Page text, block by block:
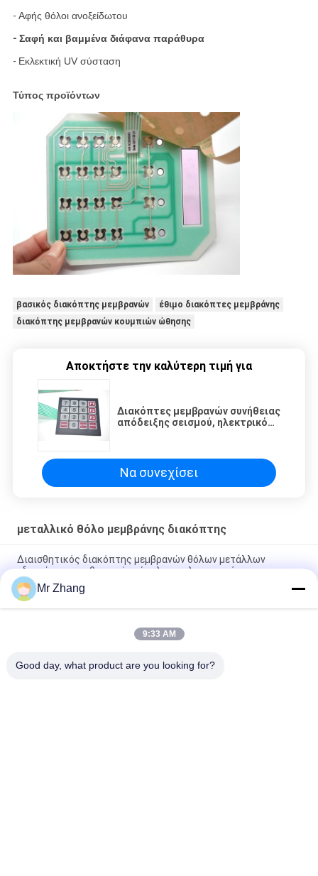
- Αφής θόλοι ανοξείδωτου
- Σαφή και βαμμένα διάφανα παράθυρα
- Εκλεκτική UV σύσταση
Τύπος προϊόντων
βασικός διακόπτης μεμβρανών
έθιμο διακόπτες μεμβράνης
διακόπτης μεμβρανών κουμπιών ώθησης
Αποκτήστε την καλύτερη τιμή για
Διακόπτες μεμβρανών συνήθειας
απόδειξης σεισμού, ηλεκτρικό
Να συνεχίσει
μεταλλικό θόλο μεμβράνης διακόπτης
Διαισθητικός διακόπτης μεμβρανών θόλων μετάλλων
γδαρσίματος ανθεκτικός εύκολος να λειτουργήσει
ανθεκτικός διακόπτης επιτροπής μεμβρανών γδαρσίματος
2.54mm ηλεκτρονικός με το PC/το κουμπί της PET
Ανθεκτικός διακόπτης μεμβρανών θόλων γδαρσίματος
Mr Zhang
9:33 AM
Good day, what product are you looking for?